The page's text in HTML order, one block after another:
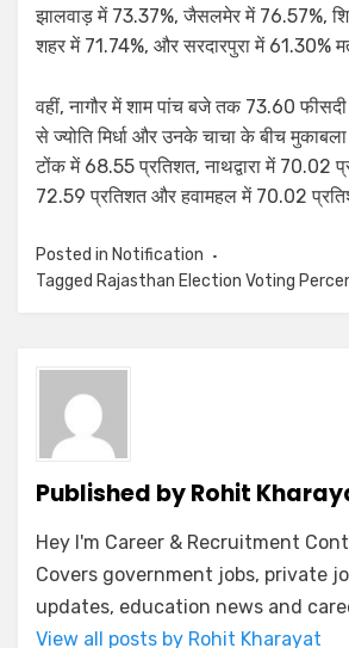
झालवाड़ में 73.37%, जैसलमेर में 76.57%,
शहर में 71.74%, और सरदारपुरा में 61.30%
वहीं, नागौर में शाम पांच बजे तक 73.60
से ज्योति मिर्धा और उनके चाचा के बीच
टोंक में 68.55 प्रतिशत, नाथद्वारा में 70.02
72.59 प्रतिशत और हवामहल में 70.02
Posted in Notification
Tagged Rajasthan Election Voting
Published byRohit
Hey I'm Career & Recruitment
Covers government jobs, private
updates, education news and
View all posts by Rohit Kharayat